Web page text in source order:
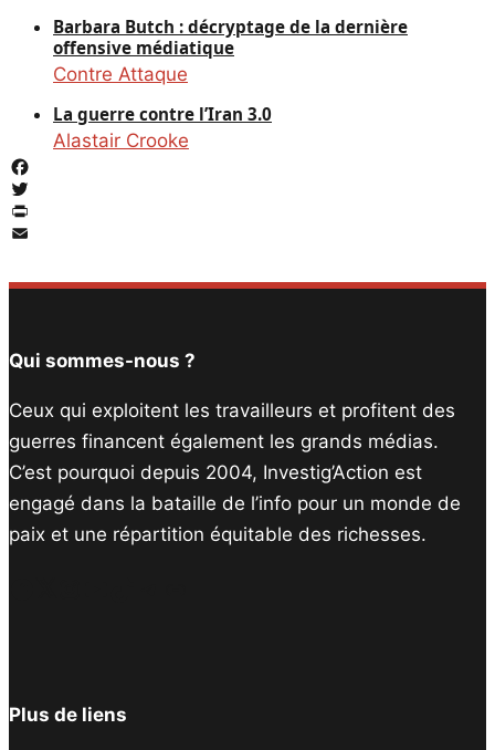
Barbara Butch : décryptage de la dernière
offensive médiatique
Contre Attaque
La guerre contre l’Iran 3.0
Alastair Crooke
Facebook
Twitter
PrintFriendly
Qui sommes-nous ?
Ceux qui exploitent les travailleurs et profitent des
guerres financent également les grands médias.
C’est pourquoi depuis 2004, Investig’Action est
engagé dans la bataille de l’info pour un monde de
paix et une répartition équitable des richesses.
Plus de liens